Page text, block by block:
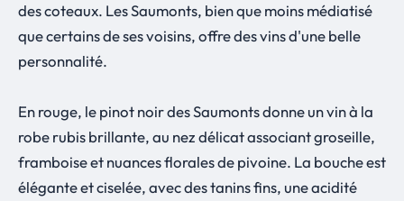
des coteaux. Les Saumonts, bien que moins médiatisé
que certains de ses voisins, offre des vins d'une belle
personnalité.
En rouge, le pinot noir des Saumonts donne un vin à la
robe rubis brillante, au nez délicat associant groseille,
framboise et nuances florales de pivoine. La bouche est
élégante et ciselée, avec des tanins fins, une acidité